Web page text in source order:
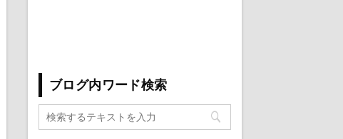
ブログ内ワード検索